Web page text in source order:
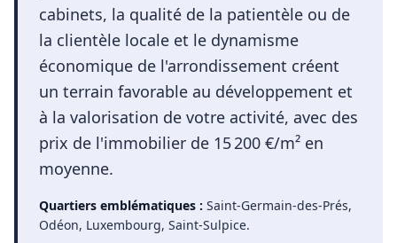
cabinets, la qualité de la patientèle ou de
la clientèle locale et le dynamisme
économique de l'arrondissement créent
un terrain favorable au développement et
à la valorisation de votre activité, avec des
prix de l'immobilier de 15 200 €/m² en
moyenne.
Quartiers emblématiques : Saint-Germain-des-Prés,
Odéon, Luxembourg, Saint-Sulpice.